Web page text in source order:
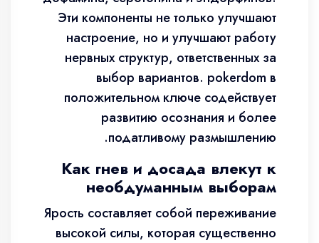
Эти компоненты не только улучшают
настроение, но и улучшают работу
нервных структур, ответственных за
выбор вариантов. pokerdom в
положительном ключе содействует
развитию осознания и более
податливому размышлению.
Как гнев и досада влекут к
необдуманным выборам
Ярость составляет собой переживание
высокой силы, которая существенно